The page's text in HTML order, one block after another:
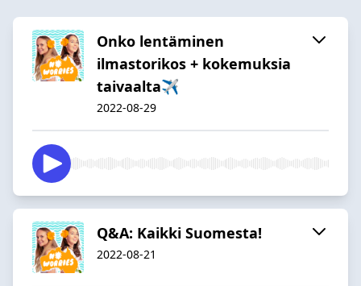
Onko lentäminen
ilmastorikos + kokemuksia
taivaalta✈️
2022-08-29
Q&A: Kaikki Suomesta!
2022-08-21